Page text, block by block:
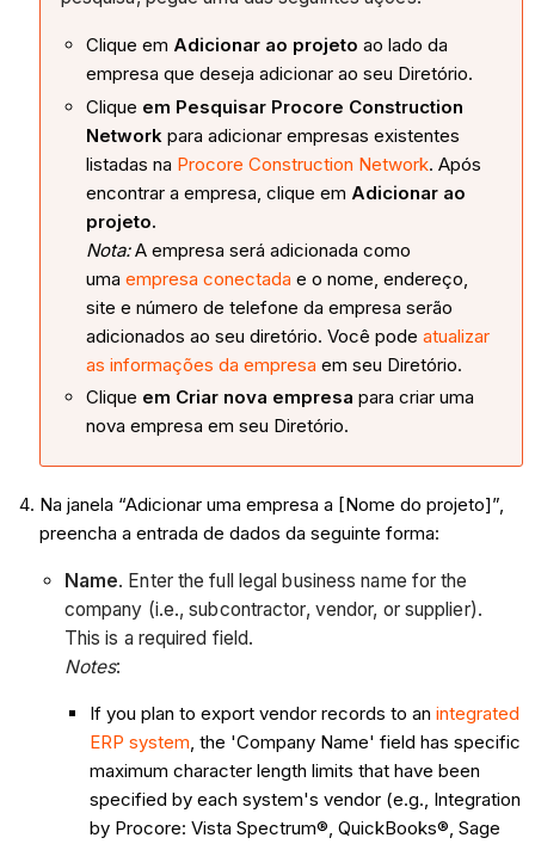
Clique em Adicionar ao projeto ao lado da
empresa que deseja adicionar ao seu Diretório.
Clique em Pesquisar Procore Construction
Network para adicionar empresas existentes
listadas na Procore Construction Network. Após
encontrar a empresa, clique em Adicionar ao
projeto.
Nota:A empresa será adicionada como
uma empresa conectada e o nome, endereço,
site e número de telefone da empresa serão
adicionados ao seu diretório. Você pode atualizar
as informações da empresa em seu Diretório.
Clique em Criar nova empresa para criar uma
nova empresa em seu Diretório.
Na janela “Adicionar uma empresa a [Nome do projeto]”,
preencha a entrada de dados da seguinte forma:
Name. Enter the full legal business name for the
company (i.e., subcontractor, vendor, or supplier).
This is a required field.
Notes:
If you plan to export vendor records to an integrated
ERP system, the 'Company Name' field has specific
maximum character length limits that have been
specified by each system's vendor (e.g., Integration
by Procore: Vista Spectrum®, QuickBooks®, Sage